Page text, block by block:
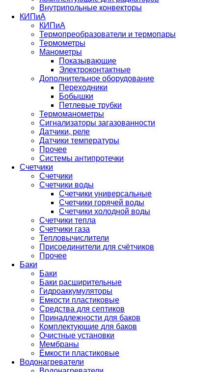
Внутрипольные конвекторы
КИПиА
КИПиА
Термопреобразователи и термопары
Термометры
Манометры
Показывающие
Электроконтактные
Дополнительное оборудование
Переходники
Бобышки
Петлевые трубки
Термоманометры
Сигнализаторы загазованности
Датчики, реле
Датчики температуры
Прочее
Системы антипротечки
Счетчики
Счетчики
Счетчики воды
Счетчики универсальные
Счетчики горячей воды
Счетчики холодной воды
Счетчики тепла
Счетчики газа
Тепловычислители
Присоединители для счётчиков
Прочее
Баки
Баки
Баки расширительные
Гидроаккумуляторы
Емкости пластиковые
Средства для септиков
Принадлежности для баков
Комплектующие для баков
Очистные установки
Мембраны
Ёмкости пластиковые
Водонагреватели